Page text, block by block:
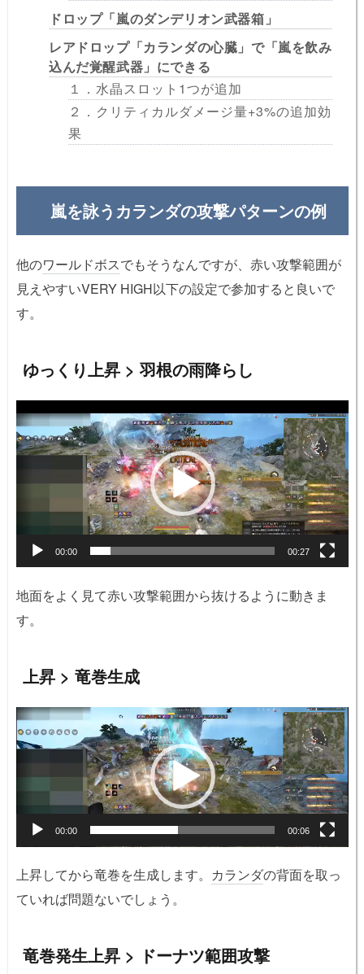
ドロップ「嵐のダンデリオン武器箱」
レアドロップ「カランダの心臓」で「嵐を飲み
込んだ覚醒武器」にできる
１．水晶スロット1つが追加
２．クリティカルダメージ量+3%の追加効
果
嵐を詠うカランダの攻撃パターンの例
他のワールドボスでもそうなんですが、赤い攻撃範囲が
見えやすいVERY HIGH以下の設定で参加すると良いで
す。
ゆっくり上昇 > 羽根の雨降らし
動
画
プ
00:00 00:27
地面をよく見て赤い攻撃範囲から抜けるように動きま
す。
上昇 > 竜巻生成
動
画
プ
ヤ
00:00 00:06
上昇してから竜巻を生成します。 カランダの背面を取っ
ていれば問題ないでしょう。
竜巻発生上昇 > ドーナツ範囲攻撃